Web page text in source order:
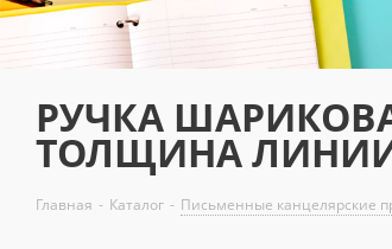
РУЧКА
ТОЛЩИНА ЛИНИИ
Главная - Каталог - Письменные канцелярские